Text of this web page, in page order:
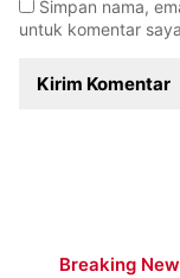
Simpan nama,
untuk komentar
Breaking